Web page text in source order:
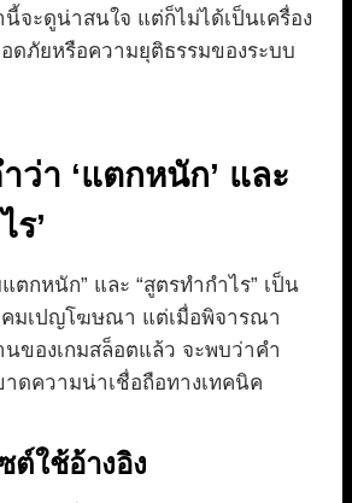
จะดูน่าสนใจ แต่ก็ไม่ได้เป็นเครื่อง
ดภัยหรือความยุติธรรมของระบบ
ว่า ‘แตกหนัก’ และ
ร’
ตกหนัก” และ “สูตรทำกำไร” เป็น
มเปญโฆษณา แต่เมื่อพิจารณา
นของเกมสล็อตแล้ว จะพบว่าคำ
าดความน่าเชื่อถือทางเทคนิค
ต์ใช้อ้างอิง